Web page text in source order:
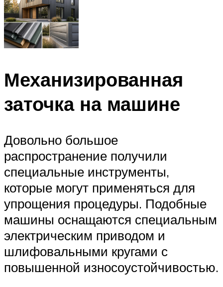
Механизированная
заточка на машине
Довольно большое
распространение получили
специальные инструменты,
которые могут применяться для
упрощения процедуры. Подобные
машины оснащаются специальным
электрическим приводом и
шлифовальными кругами с
повышенной износоустойчивостью.